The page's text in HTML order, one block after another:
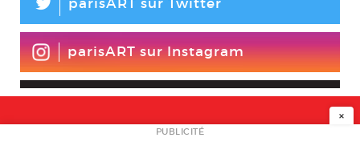
L parisART sur Twitter
parisART sur Instagram
NEWSLETTER
×
PUBLICITÉ